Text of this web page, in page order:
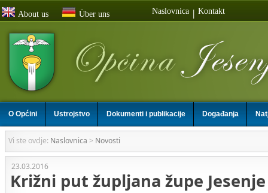
About us Über uns Naslovnica | Kontakt
O Općini Ustrojstvo Dokumenti i publikacije Događanja
Vi ste ovdje: Naslovnica > Novosti
23.03.2016
Križni put župljana župe Jesenje